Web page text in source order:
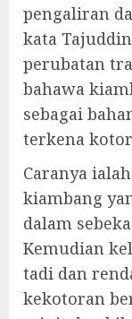
pengaliran
kata
perubatan
bahawa
sebagai
terkena
Caranya
kiambang
dalam
Kemudian
tadi dan
kekotoran